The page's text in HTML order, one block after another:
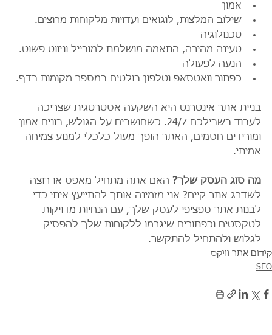
אמון
שילוב המלצות, לוגואים ועדויות מלקוחות מרוצים.
טכנולוגיה
טעינה מהירה, התאמה מושלמת למובייל וניווט פשוט.
הנעה לפעולה
כפתור וואטסאפ וטלפון בולטים במספר מקומות בדף.
בניית אתר אינטרנט היא השקעה אסטרטגית שצריכה
לעבוד בשבילכם 24/7. כשחושבים על הגולש, בונים אמון
ומורידים חסמים, האתר הופך מעול כלכלי למנוע צמיחה
אמיתי.
מה סוג העסק שלך? האם אתה מתחיל מאפס או רוצה
לשדרג אתר קיים? אני מזמינה אותך להתייעץ איתי כדי
לבנות אתר ספציפי לעסק שלך, עם הנחיות מדויקות
לטקסטים וכפתורים שיגרמו ללקוחות שלך להפסיק
לגלוש ולהתחיל להתקשר.
קידום אתר וויקס
SEO